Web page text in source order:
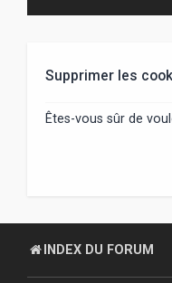
Supprimer les
Êtes-vous sûr de
INDEX DU FORUM